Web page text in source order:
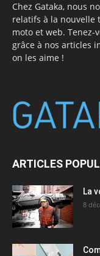
Chez Gataka, nous
relatifs à la nouvelle
moto et web.
grâce à nos articles
on les aime !
ARTICLES
La
8